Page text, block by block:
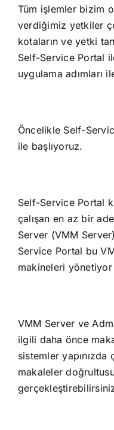
Tüm işlemler bizim
verdiğimiz yetkiler
kotaların ve yetki
Self-Service Portal
uygulama adımları
Öncelikle Self-
ile başlıyoruz.
Self-Service Portal
çalışan en az bir
Server (VMM
Service Portal bu
makineleri
VMM Server ve
ilgili daha önce
sistemler yapınızda
makaleler